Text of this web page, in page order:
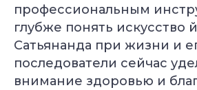
профессиональным
глубже понять искусство
Сатьянанда при жизни и
последователи сейчас
внимание здоровью и